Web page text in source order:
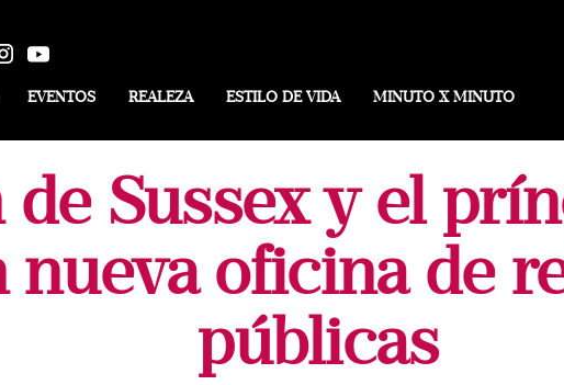
EVENTOS REALEZA ESTILO DE VIDA MINUTO X MINUTO
de Sussex y el
nueva oficina de
públicas